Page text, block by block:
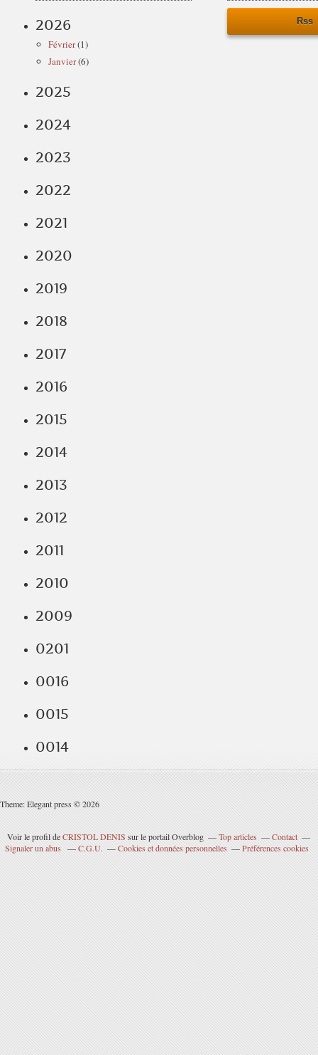
2026
Février(1)
Janvier(6)
2025
2024
2023
2022
2021
2020
2019
2018
2017
2016
2015
2014
2013
2012
2011
2010
2009
0201
0016
0015
0014
Rss
Theme: Elegant press © 2026
Voir le profil deCRISTOL DENIS sur le portail Overblog Top articles
Contact
Signaler un abus
C.G.U. Cookies et données personnelles Préférences cookies